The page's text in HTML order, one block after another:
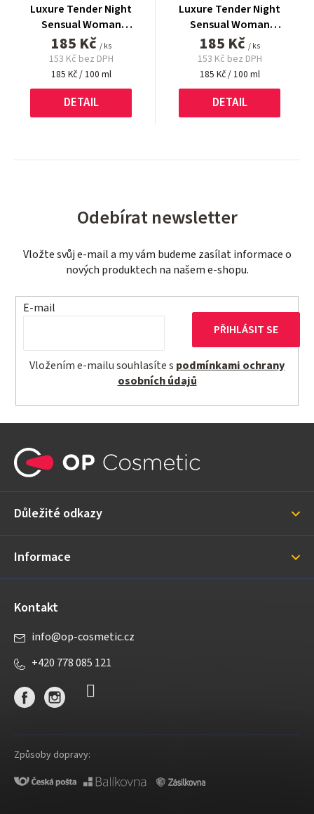
Luxure Tender Night
Sensual Woman
parfémovaná voda 100 ml
185 Kč / ks
153 Kč bez DPH
Měrná
185 Kč / 100 ml
DETAIL
Luxure Tender Night
Sensual Woman
parfémovaná voda 100 ml
185 Kč / ks
153 Kč bez DPH
Měrná
185 Kč / 100 ml
DETAIL
Odebírat newsletter
Vložte svůj e-mail a my vám budeme zasílat informace o
nových produktech na našem e-shopu.
E-mail
Vložením e-mailu souhlasíte s podmínkami ochrany
osobních údajů
PŘIHLÁSIT SE
a
í
Důležité odkazy
Informace
Kontakt
info@op-cosmetic.cz
+420 778 085 121
Způsoby dopravy: